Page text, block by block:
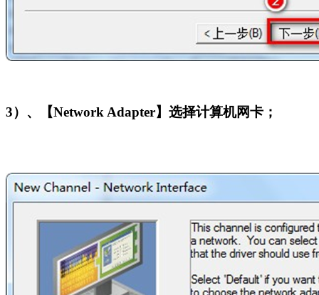
3）、【Network Adapter】选择计算机网卡；